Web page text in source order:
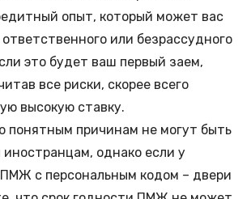
опыт, который может вас
или безрассудного
это будет ваш первый заем,
все риски, скорее всего
высокую ставку.
понятным причинам не могут быть
однако если у
с персональным кодом – двери